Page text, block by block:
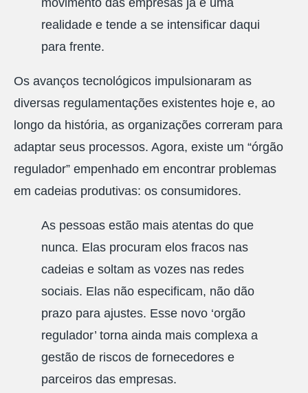
movimento das empresas já é uma
realidade e tende a se intensificar daqui
para frente.
Os avanços tecnológicos impulsionaram as
diversas regulamentações existentes hoje e, ao
longo da história, as organizações correram para
adaptar seus processos. Agora, existe um “órgão
regulador” empenhado em encontrar problemas
em cadeias produtivas: os consumidores.
As pessoas estão mais atentas do que
nunca. Elas procuram elos fracos nas
cadeias e soltam as vozes nas redes
sociais. Elas não especificam, não dão
prazo para ajustes. Esse novo ‘orgão
regulador’ torna ainda mais complexa a
gestão de riscos de fornecedores e
parceiros das empresas.